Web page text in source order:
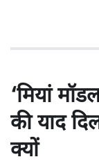
‘मियां
की याद
क्यों